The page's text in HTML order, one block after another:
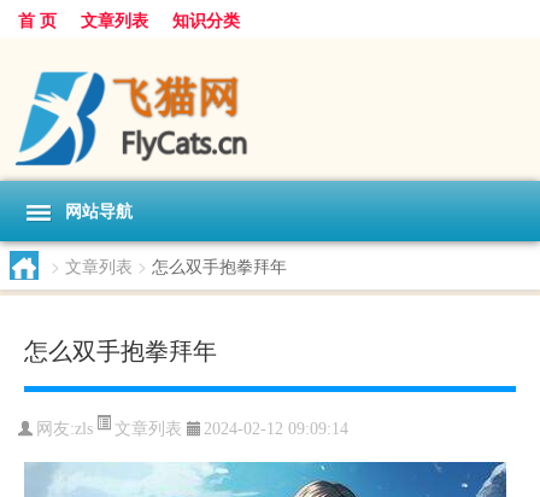
首 页 文章列表 知识分类
网站导航
> 文章列表 > 怎么双手抱拳拜年
怎么双手抱拳拜年
网友:zls 文章列表 2024-02-12 09:09:14